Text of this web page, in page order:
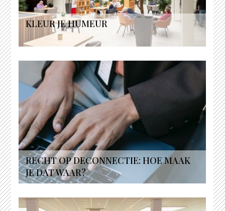
KLEUR JE HUMEUR
RECHT OP DECONNECTIE: HOE MAAK
JE DAT WAAR?